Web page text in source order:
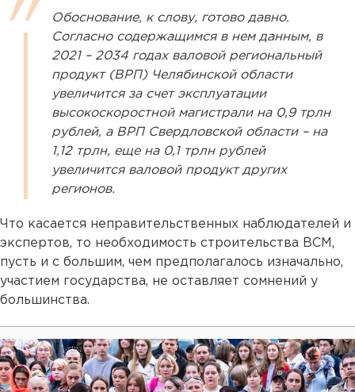
Обоснование, к слову, готово давно.
Cогласно cодержащимся в нем данным, в
2021 – 2034 годах валовой региональный
продукт (ВРП) Челябинской области
увеличится за счет эксплуатации
высокоскоростной магистрали на 0,9 трлн
рублей, а ВРП Свердловской области – на
1,12 трлн, еще на 0,1 трлн рублей
увеличится валовой продукт других
регионов.
Что касается неправительственных наблюдателей и
экспертов, то необходимость строительства ВСМ,
пусть и с большим, чем предполагалось изначально,
участием государства, не оставляет сомнений у
большинства.